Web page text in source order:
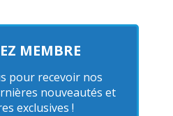
MEMBRE
pour recevoir nos
nouveautés et
exclusives !